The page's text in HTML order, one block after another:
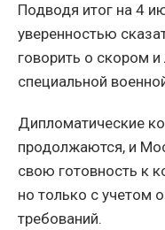
Подводя итог на 4
уверенностью
говорить о скором
специальной
Дипломатические
продолжаются, и
свою готовность к
но только с учетом
требований.